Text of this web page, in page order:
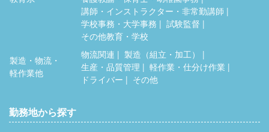
講師・インストラクター・非常勤講師
学校事務・大学事務
試験監督
その他教育・学校
製造・物流・
軽作業他
物流関連
製造（組立・加工）
生産・品質管理
軽作業・仕分け作業
ドライバー
その他
勤務地から探す